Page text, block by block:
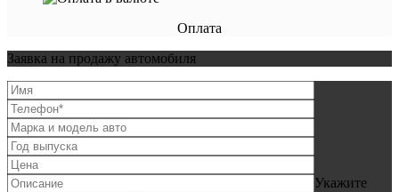
Оплата
Заявка на продажу автомобиля
Укажите